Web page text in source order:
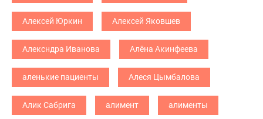
Алексей Юркин Алексей Яковшев
Алексндра Иванова Алёна Акинфеева
аленькие пациенты Алеся Цымбалова
Алик Сабрига алимент алименты